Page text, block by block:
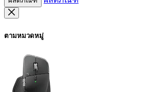
ตามหมวดหมู่